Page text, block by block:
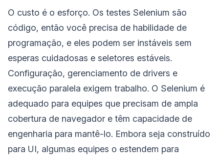
O custo é o esforço. Os testes Selenium são
código, então você precisa de habilidade de
programação, e eles podem ser instáveis sem
esperas cuidadosas e seletores estáveis.
Configuração, gerenciamento de drivers e
execução paralela exigem trabalho. O Selenium é
adequado para equipes que precisam de ampla
cobertura de navegador e têm capacidade de
engenharia para mantê-lo. Embora seja construído
para UI, algumas equipes o estendem para